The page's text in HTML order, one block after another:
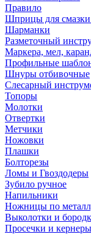
Правило
Шприцы для
Шарманки
Разметочный
Маркера, мел,
Профильные
Шнуры отбивочные
Слесарный
Топоры
Молотки
Отвертки
Метчики
Ножовки
Плашки
Болторезы
Ломы и Гвоздодеры
Зубило ручное
Напильники
Ножницы по
Выколотки и
Просечки и кернеры